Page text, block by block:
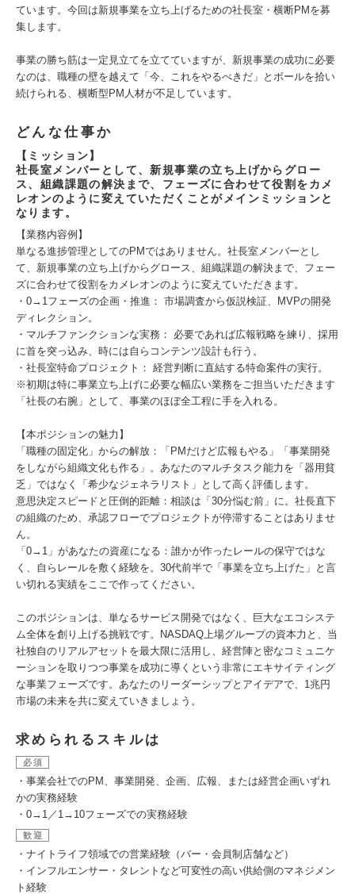
ています。今回は新規事業を立ち上げるための社長室・横断PMを募
集します。
事業の勝ち筋は一定見立てを立てていますが、新規事業の成功に必要
なのは、職種の壁を越えて「今、これをやるべきだ」とボールを拾い
続けられる、横断型PM人材が不足しています。
どんな仕事か
【ミッション】
社長室メンバーとして、新規事業の立ち上げからグロー
ス、組織課題の解決まで、フェーズに合わせて役割をカメ
レオンのように変えていただくことがメインミッションと
なります。
【業務内容例】
単なる進捗管理としてのPMではありません。社長室メンバーとし
て、新規事業の立ち上げからグロース、組織課題の解決まで、フェー
ズに合わせて役割をカメレオンのように変えていただきます。
・0→1フェーズの企画・推進： 市場調査から仮説検証、MVPの開発
ディレクション。
・マルチファンクションな実務： 必要であれば広報戦略を練り、採用
に首を突っ込み、時には自らコンテンツ設計も行う。
・社長室特命プロジェクト： 経営判断に直結する特命案件の実行。
※初期は特に事業立ち上げに必要な幅広い業務をご担当いただきます
「社長の右腕」として、事業のほぼ全工程に手を入れる。
【本ポジションの魅力】
「職種の固定化」からの解放：「PMだけど広報もやる」「事業開発
をしながら組織文化も作る」。あなたのマルチタスク能力を「器用貧
乏」ではなく「希少なジェネラリスト」として高く評価します。
意思決定スピードと圧倒的距離：相談は「30分悩む前」に。社長直下
の組織のため、承認フローでプロジェクトが停滞することはありませ
ん。
「0→1」があなたの資産になる：誰かが作ったレールの保守ではな
く、自らレールを敷く経験を。30代前半で「事業を立ち上げた」と言
い切れる実績をここで作ってください。
このポジションは、単なるサービス開発ではなく、巨大なエコシステ
ム全体を創り上げる挑戦です。NASDAQ上場グループの資本力と、当
社独自のリアルアセットを最大限に活用し、経営陣と密なコミュニケ
ーションを取りつつ事業を成功に導くという非常にエキサイティング
な事業フェーズです。あなたのリーダーシップとアイデアで、1兆円
市場の未来を共に変えていきましょう。
求められるスキルは
必須
・事業会社でのPM、事業開発、企画、広報、または経営企画いずれ
かの実務経験
・0→1／1→10フェーズでの実務経験
歓迎
・ナイトライフ領域での営業経験（バー・会員制店舗など）
・インフルエンサー・タレントなど可変性の高い供給側のマネジメン
ト経験